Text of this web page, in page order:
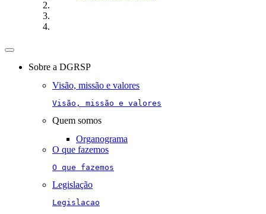
Toggle
navigationSobre a DGRSP
Visão, missão e valores
Visão, missão e valores
Quem somos
Organograma
O que fazemos
O que fazemos
Legislação
Legislacao